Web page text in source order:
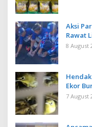
Aksi
Rawat
Tukik
8 August
Ekor
Bali
7 August